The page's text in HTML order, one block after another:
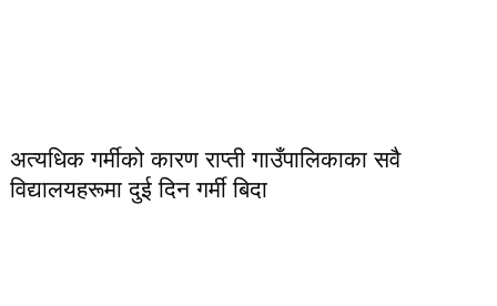
अत्यधिक गर्मीको कारण राप्ती गाउँपालिकाका सवै
विद्यालयहरूमा दुई दिन गर्मी बिदा